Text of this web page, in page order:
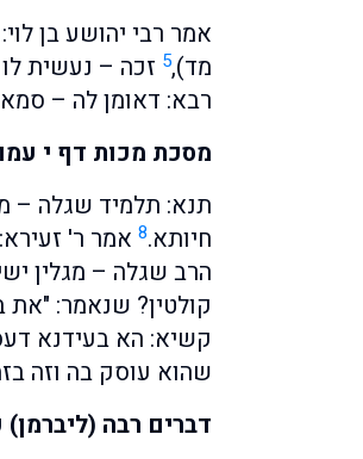
אמר רבי יהושע בן
מד),5 זכה – נעשית
רבא: דאומן לה –
מסכת מכות דף י
תנא: תלמיד שגלה –
חיותא.8 אמר ר'
הרב שגלה – מגלין
קולטין? שנאמר: "את
קשיא: הא בעידנא
שהוא עוסק בה וזה
דברים רבה